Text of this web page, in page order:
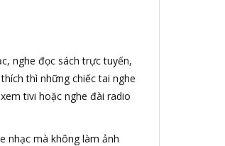
nghe đọc sách trực tuyến,
thì những chiếc tai nghe
tivi hoặc nghe đài radio
nhạc mà không làm ảnh